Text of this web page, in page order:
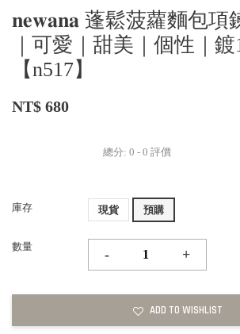
𝐧𝐞𝐰𝐚𝐧𝐚 蓬鬆菠蘿麵包項
｜可愛｜甜美｜個性｜
【n517】
NT$ 680
總分: 0 - 0 評價
庫存 現貨 預購
數量
- +
ADD TO WISHLIST